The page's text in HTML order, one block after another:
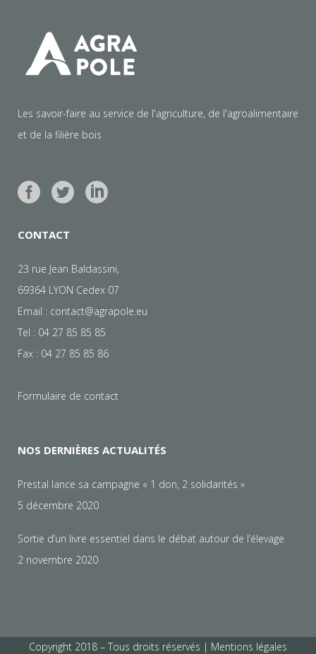
Les savoir-faire au service de l'agriculture, de l'agroalimentaire
et de la filière bois
CONTACT
23 rue Jean Baldassini,
69364 LYON Cedex 07
Email : contact@agrapole.eu
Tel : 04 27 85 85 85
Fax : 04 27 85 85 86
Formulaire de contact
NOS DERNIÈRES ACTUALITÉS
Prestal lance sa campagne « 1 don, 2 solidarités »
5 décembre 2020
Sortie d’un livre essentiel dans le débat autour de l’élevage
2 novembre 2020
Copyright 2018 – Tous droits réservés | Mentions légales